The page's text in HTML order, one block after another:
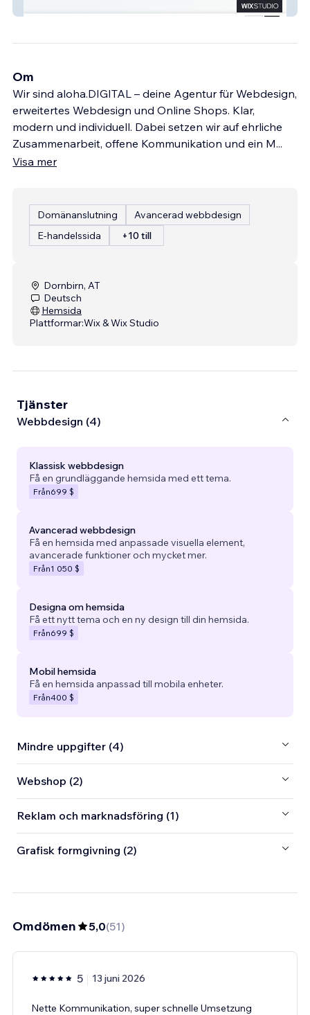
Om
Wir sind aloha.DIGITAL – deine Agentur für Webdesign,
erweitertes Webdesign und Online Shops. Klar,
modern und individuell. Dabei setzen wir auf ehrliche
Zusammenarbeit, offene Kommunikation und ein M...
Visa mer
Domänanslutning
Avancerad webbdesign
E-handelssida
+10 till
Dornbirn, AT
Deutsch
Hemsida
Plattformar:Wix & Wix Studio
Tjänster
Webbdesign (4)
Klassisk webbdesign
Få en grundläggande hemsida med ett tema.
Från699 $
Avancerad webbdesign
Få en hemsida med anpassade visuella element,
avancerade funktioner och mycket mer.
Från1 050 $
Designa om hemsida
Få ett nytt tema och en ny design till din hemsida.
Från699 $
Mobil hemsida
Få en hemsida anpassad till mobila enheter.
Från400 $
Mindre uppgifter (4)
Webshop (2)
Reklam och marknadsföring (1)
Grafisk formgivning (2)
Omdömen 5,0(51)
5 13 juni 2026
Nette Kommunikation, super schnelle Umsetzung